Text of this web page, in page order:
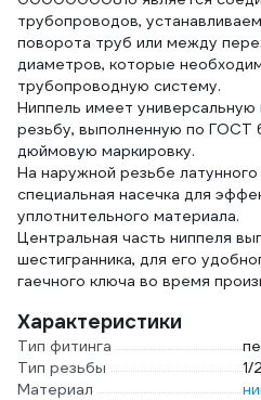
трубопроводов,
поворота труб или между
диаметров, которые
трубопроводную систему.
Ниппель имеет
резьбу, выполненную по
дюймовую маркировку.
На наружной резьбе
специальная насечка для
уплотнительного материала.
Центральная часть ниппеля
шестигранника, для его
гаечного ключа во время
Характеристики
Тип фитинга
Тип резьбы
1/
Материал